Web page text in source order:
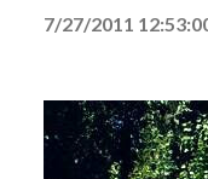
7/27/2011